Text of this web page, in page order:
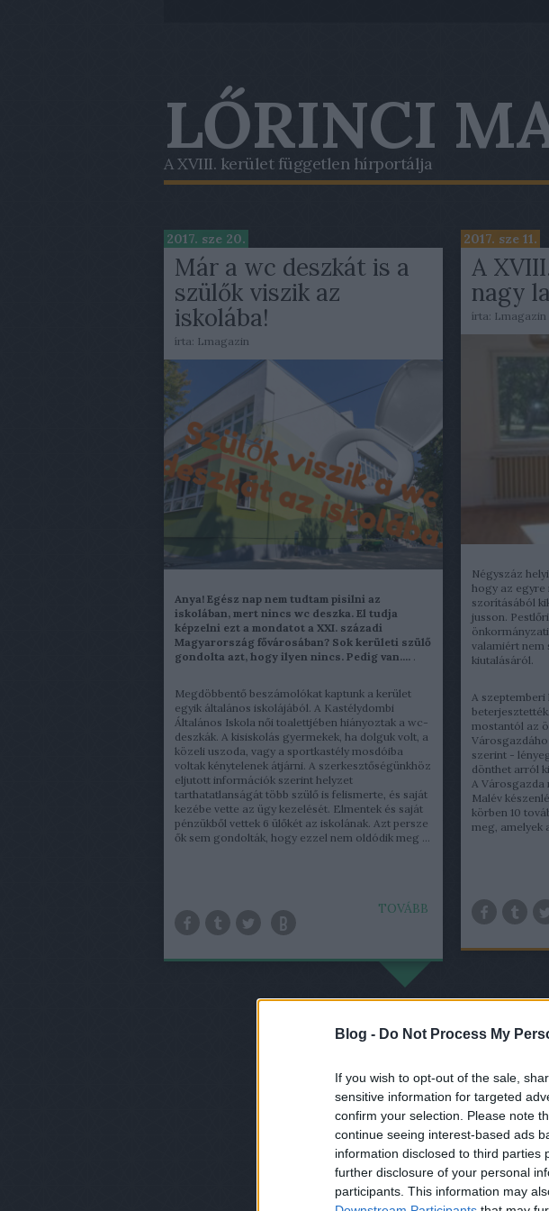
Blog - Do Not Process My
If you wish to opt-out of the sale,
sensitive information for targeted
confirm your selection. Please note
continue seeing interest-based ads
information disclosed to third parties
further disclosure of your personal
participants. This information may
LŐRINCI
A XVIII. kerület független hírportálja
2017. sze 20.
Már a wc deszkát is a
szülők viszik az
iskolába!
írta: Lmagazin
Anya! Egész nap nem tudtam pisilni az
iskolában, mert nincs wc deszka. El tudja
képzelni ezt a mondatot a XXI. századi
Magyarország fővárosában? Sok kerületi szülő
gondolta azt, hogy ilyen nincs. Pedig van....
Megdöbbentő beszámolókat kaptunk a kerület
egyik általános iskolájából. A Kastélydombi
Általános Iskola női toalettjében hiányoztak a wc-
deszkák. A kisiskolás gyermekek, ha dolguk volt, a
közeli uszoda, vagy a sportkastély mosdóiba
voltak kénytelenek átjárni. A szerkesztőségünkhöz
eljutott információk szerint helyzet
tarthatatlanságát több szülő is felismerte, és saját
kezébe vette az ügy kezelését. Elmentek és saját
pénzükből vettek 6 ülőkét az iskolának. Azt persze
ők sem gondolták, hogy ezzel nem oldódik meg ...
TOVÁBB
2017. sze 11.
A
nagy
írta: Lmagazin
Négyszáz
hogy az egyre
szorításából
jusson.
valamiért nem
kiutalásáról.
A
mostantól az
szerint -
dönthet arról
A Városgazda
Malév
körben 10
meg, amelyek a